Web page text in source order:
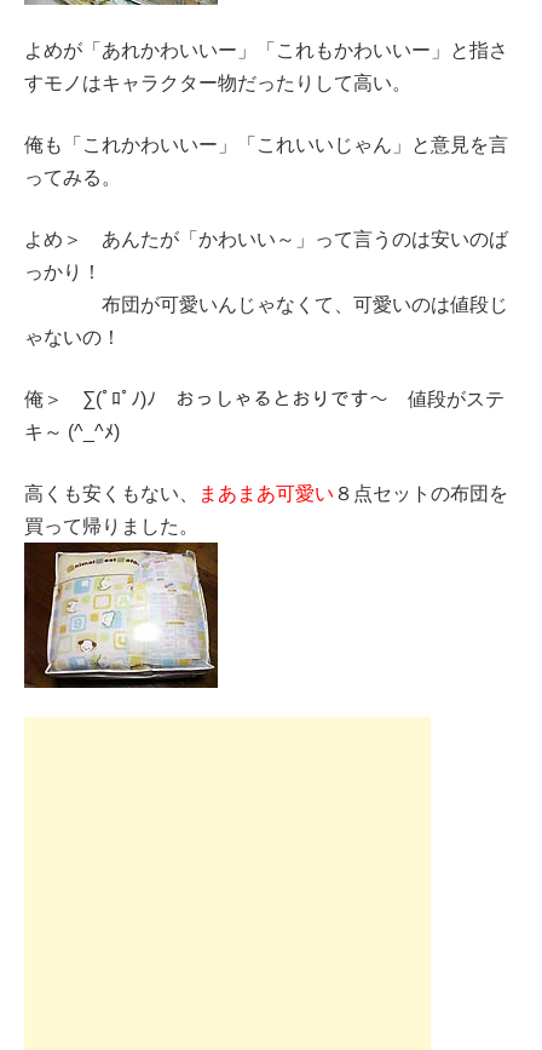
よめが「あれかわいいー」「これもかわいいー」と指さ
すモノはキャラクター物だったりして高い。
俺も「これかわいいー」「これいいじゃん」と意見を言
ってみる。
よめ＞ あんたが「かわいい～」って言うのは安いのば
っかり！
布団が可愛いんじゃなくて、可愛いのは値段じ
ゃないの！
俺＞ ∑(ﾟﾛﾟﾉ)ﾉ おっしゃるとおりです～ 値段がステ
キ～ (^_^ﾒ)
高くも安くもない、 まあまあ可愛い ８点セットの布団を
買って帰りました。